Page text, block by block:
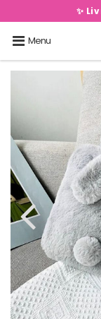
✨
Menu